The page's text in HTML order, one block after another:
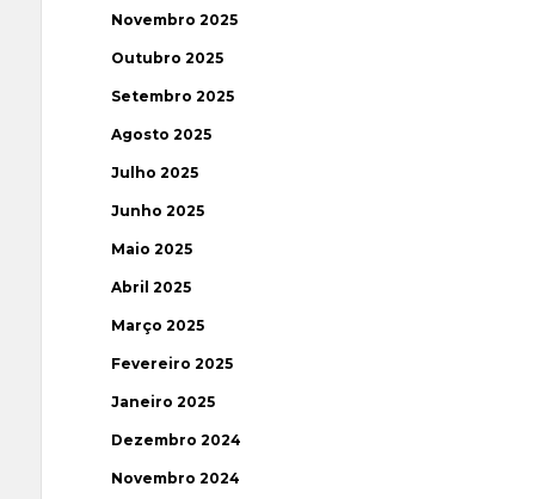
Novembro 2025
Outubro 2025
Setembro 2025
Agosto 2025
Julho 2025
Junho 2025
Maio 2025
Abril 2025
Março 2025
Fevereiro 2025
Janeiro 2025
Dezembro 2024
Novembro 2024